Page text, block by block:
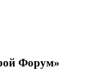
Форум»